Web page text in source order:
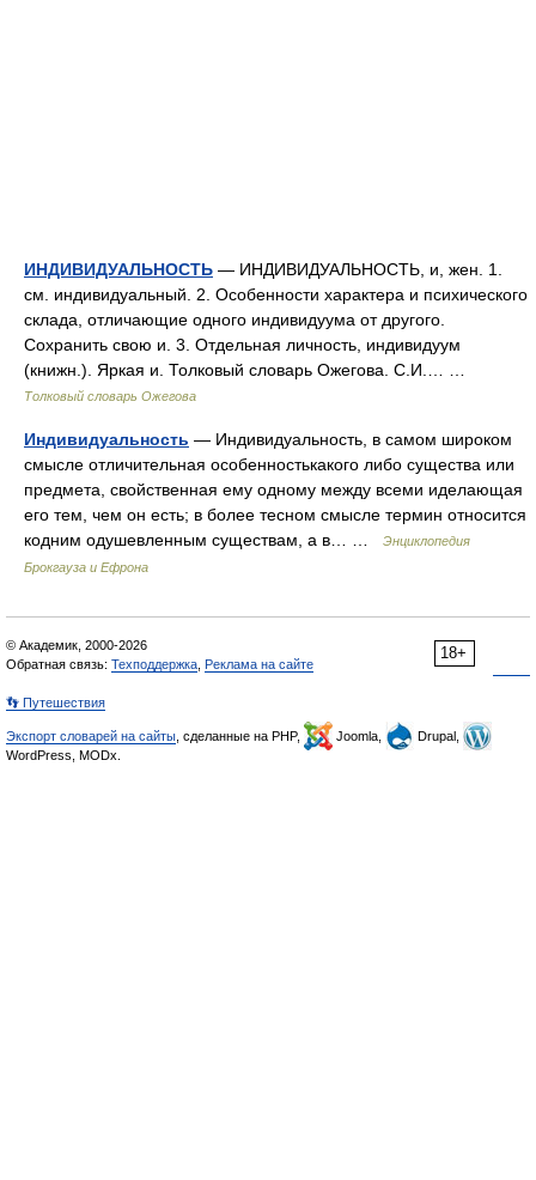
ИНДИВИДУАЛЬНОСТЬ — ИНДИВИДУАЛЬНОСТЬ, и, жен. 1.
см. индивидуальный. 2. Особенности характера и психического
склада, отличающие одного индивидуума от другого.
Сохранить свою и. 3. Отдельная личность, индивидуум
(книжн.). Яркая и. Толковый словарь Ожегова. С.И.… …
Толковый словарь Ожегова
Индивидуальность — Индивидуальность, в самом широком
смысле отличительная особенностькакого либо существа или
предмета, свойственная ему одному между всеми иделающая
его тем, чем он есть; в более тесном смысле термин относится
кодним одушевленным существам, а в… …
Энциклопедия
Брокгауза и Ефрона
18+
© Академик, 2000-2026
Обратная связь: Техподдержка Реклама на сайте
👣 Путешествия
Экспорт словарей на сайты , сделанные на PHP, Joomla,
Drupal,
WordPress, MODx.